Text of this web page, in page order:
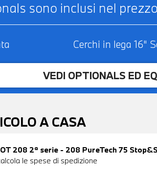
sono inclusi nel prezzo
Cerchi in lega 16"
VEDI OPTIONALS ED
A CASA
208 2ª serie - 208 PureTech 75
le spese di spedizione